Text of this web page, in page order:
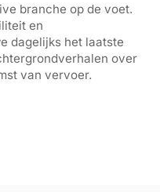
branche op de voet.
en
dagelijks het laatste
over
van vervoer.